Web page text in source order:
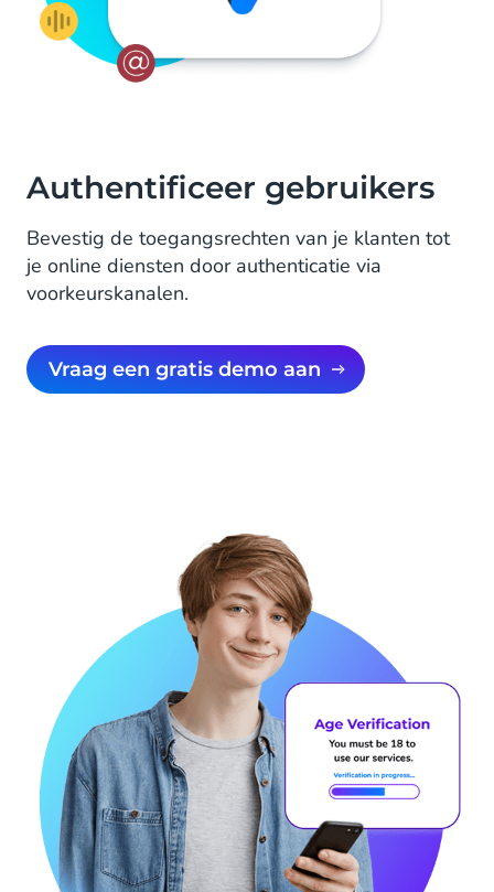
Authentificeer gebruikers
Bevestig de toegangsrechten van je klanten tot
je online diensten door authenticatie via
voorkeurskanalen.
Vraag een gratis demo aan